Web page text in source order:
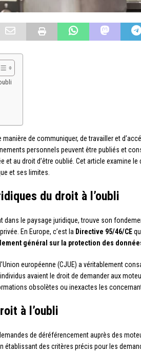
de communiquer, de travailler et
personnels peuvent être publiés et
au droit d’être oublié. Cet article examine le
et ses limites.
du droit à l’oubli
dans le paysage juridique, trouve son
En Europe, c’est la Directive 95/46/CE
général sur la protection des
européenne (CJUE) a véritablement
avaient le droit de demander aux
obsolètes ou inexactes les
à l’oubli
de déréférencement auprès des
établissant des critères précis pour les